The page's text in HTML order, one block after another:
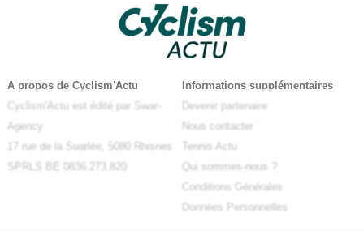
A propos de Cyclism'Actu
Cyclism'Actu est édité par Swar-
Agency
17 rue de la Suarlée, 5080 Rhisnes
SPRLS BE 0836.273.820
Informations supplémentaires
Devenir partenaire
Nous contacter
Tennis Actu
Qui sommes-nous ?
Conditions Générales
Données Personnelles